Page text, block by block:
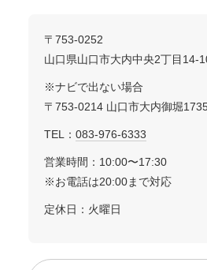
〒753-0252
山口県山口市大内中央2丁目14-
※ナビで出ない場合
〒753-0214 山口市大内御堀
TEL： 083-976-6333
営業時間：10:00〜17:30
※お電話は20:00まで対応
定休日：火曜日